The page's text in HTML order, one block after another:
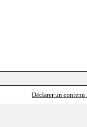
Déclarer un